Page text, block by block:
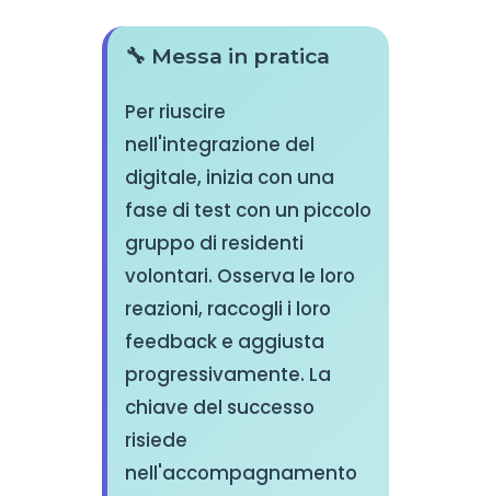
🔧 Messa in pratica
Per riuscire
nell'integrazione del
digitale, inizia con una
fase di test con un piccolo
gruppo di residenti
volontari. Osserva le loro
reazioni, raccogli i loro
feedback e aggiusta
progressivamente. La
chiave del successo
risiede
nell'accompagnamento